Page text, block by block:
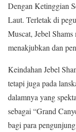
Dengan Ketinggian
Laut. Terletak di
Muscat, Jebel
menakjubkan dan
Keindahan Jebel
tetapi juga pada
dalamnya yang
sebagai “Grand
bagi para